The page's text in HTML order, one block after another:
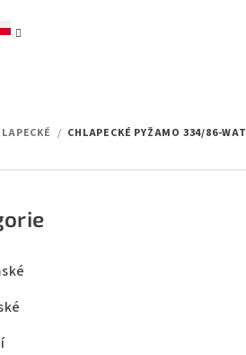
/ CHLAPECKÉ PYŽAMO 334/86-